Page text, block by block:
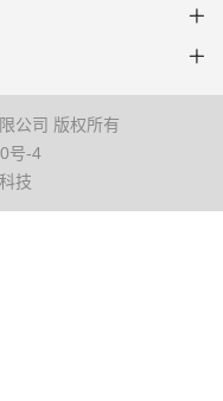
公司 版权所有
号-4
技